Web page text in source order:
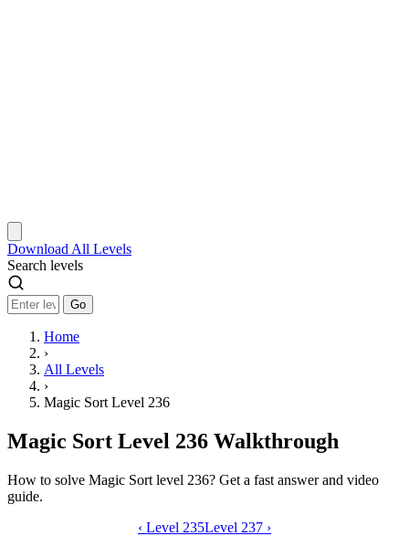
Download All Levels
Search levels
Go
Home
›
All Levels
›
Magic Sort Level 236
Magic Sort Level 236 Walkthrough
How to solve Magic Sort level 236? Get a fast answer and video
guide.
Magic Sort level 236 video guide
‹ Level 235Level 237 ›